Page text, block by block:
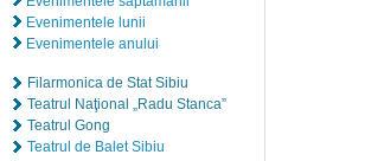
Evenimentele lunii
Evenimentele anului
Filarmonica de Stat Sibiu
Teatrul Naţional „Radu Stanca”
Teatrul Gong
Teatrul de Balet Sibiu